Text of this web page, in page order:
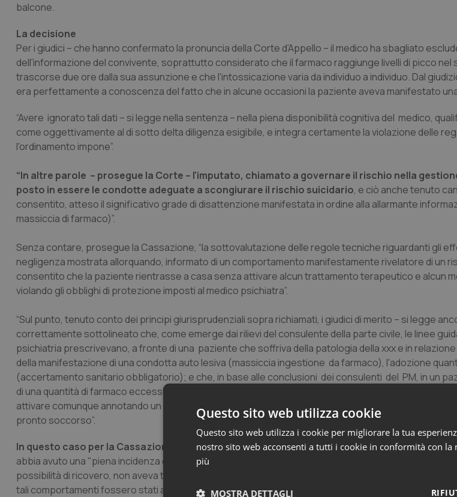
balcone.
La decisione
Per i giudici – che hanno confermato la pronuncia della Corte d’Appello – il medico ha sbagliato
dell'informazione del convivente, soprattutto considerato che il farmaco raggiunge livelli di picco nel
trascorse due ore dalla sua assunzione e che l'intossicazione varia da individuo a individuo. Dal
era perfettamente a conoscenza del fatto che in alcune occasioni la paziente aveva manifestato
“Avere ignorato tali dati – si legge nella sentenza – nella piena disponibilità cognitiva del medico,
come oggettivamente al di sotto delta diligenza esigibile, e integra certamente la violazione delle
l'ordinamento impone”.
“In altre parole – prosegue la Corte – l'imputato, chiamato a governare il rischio nella
posto in essere le condotte adeguate a scongiurare il rischio suicidario, e ciò anche tenuto
consentito, atteso il significativo grade di disattenzione manifestata in ordine alla allarmante
massiccia di farmaco)”.
Senza contare, prosegue la Cassazione, “la sottovalutazione delle regole tecniche riguardanti gli
negligenza mostrata allorquando, informato di un comportamento manifestamente rivelatore di un
consentito che la paziente rientrasse a casa senza attivare alcun trattamento terapeutico e alcun
violando gli obblighi di protezione imposti al medico psichiatra”.
“Sul punto, tenuto conto dei principi giurisprudenziali sopra richiamati, i giudici di merito – si legge
correttamente sottolineato che, come emerge dai rilievi del consulente della parte civile, le linee
psichiatria prescrivevano, a fronte di una paziente che soffriva della patologia della xxx e in
della manifestazione di una condotta auto lesiva (massiccia ingestione da farmaco), l'adozione
(accertamento sanitario obbligatorio); e che, in base alle conclusioni dei consulenti del PM, in un
di una quantità di farmaco eccessiva rispetto alla norma deve costituire un campanello di allarme, e ii
attivare comunque annotando un supplemento diagnostico di indagini e un monitoraggio clinico
pronto soccorso”.
In questo caso per la Cassazione c’è anche il rapporto di casualità. I giudici hanno ritenuto
abbia avuto una "piena incidenza causale" sul suicidio della paziente, visto anche che lo psichiatra
possibilità di ricovero, non aveva tenuto la paziente sotto osservazione e non aveva detto al
tali comportamenti fossero stati attuati, il suicidio avrebbe potuto essere evitato "con probabilità
Questo sito web utilizza cookie
Questo sito web utilizza i cookie per migliorare la tua
nostro sito web acconsenti a tutti i cookie in conformità con la
più
MOSTRA DETTAGLI